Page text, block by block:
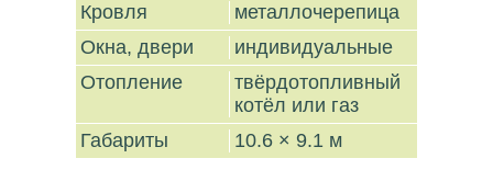
Кровля
металлочерепица
Окна, двери
индивидуальные
Отопление
твёрдотопливный
котёл или газ
Габариты
10.6 × 9.1 м